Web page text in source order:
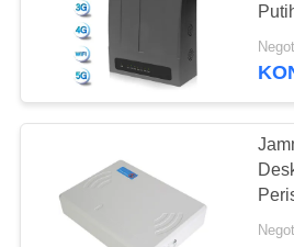
Jammer